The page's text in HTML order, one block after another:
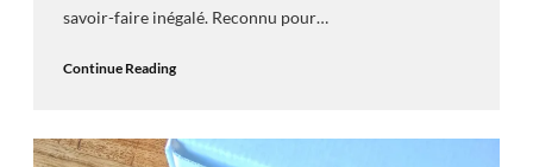
savoir-faire inégalé. Reconnu pour…
Continue Reading